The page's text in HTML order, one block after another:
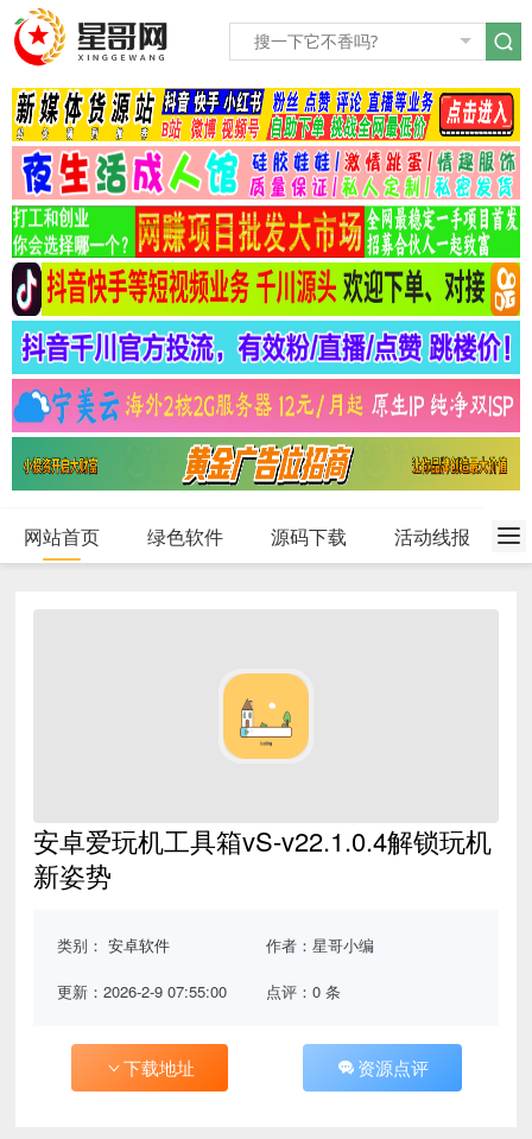
网站首页 绿色软件 源码下载 活动线报
安卓爱玩机工具箱vS-v22.1.0.4解锁玩机
新姿势
类别：安卓软件 作者：星哥小编
更新：2026-2-9 07:55:00 点评：0 条
下载地址 资源点评